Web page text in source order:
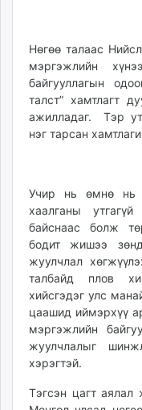
Нөгөө талаас
мэргэжлийн
байгууллагын
талст” хамтлагт
ажилладаг. Тэр
нэг тарсан
Учир нь өмнө нь
хаалганы
байснаас болж
бодит жишээ
жуулчлал
талбайд плов
хийсгэдэг улс
цаашид иймэрхүү
мэргэжлийн
жуулчлалыг
хэрэгтэй.
Тэгсэн цагт аялал